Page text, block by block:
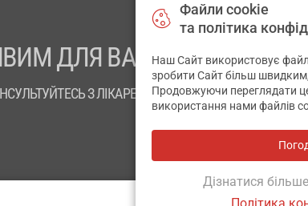
ДЛЯ ВАШОГО ЗДОРОВ’Я
З ЛІКАРЕМ
Файли cookie
та політика
Наш Сайт використовує
зробити Сайт більш
Продовжуючи переглядати
використання нами файлів
Дізнатися